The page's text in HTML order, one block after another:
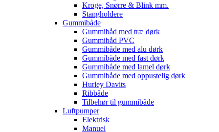
Kroge, Snørre & Blink mm.
Stangholdere
Gummibåde
Gummibåd med træ dørk
Gummibåd PVC
Gummibåde med alu dørk
Gummibåde med fast dørk
Gummibåde med lamel dørk
Gummibåde med oppustelig dørk
Hurley Davits
Ribbåde
Tilbehør til gummibåde
Luftpumper
Elektrisk
Manuel